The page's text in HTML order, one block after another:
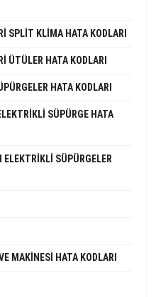
SPLIT KLIMA HATA KODLARI
ÜTÜLER HATA KODLARI
HATA KODLARI
SÜPÜRGE HATA
ELEKTRIKLI SÜPÜRGELER
MAKINESI HATA KODLARI